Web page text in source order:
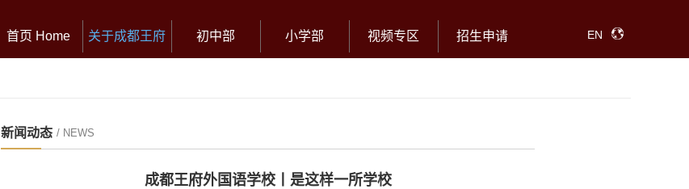
首页 Home 关于成都王府 初中部 小学部 视频专区 招生申请 EN
新闻动态 / NEWS
成都王府外国语学校丨是这样一所学校